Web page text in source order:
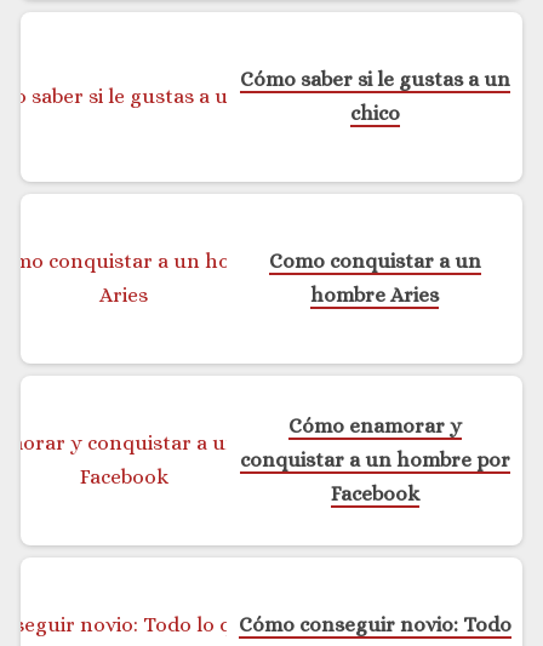
Cómo saber si le gustas a un
chico
Como conquistar a un
hombre Aries
Cómo enamorar y
conquistar a un hombre por
Facebook
Cómo conseguir novio: Todo